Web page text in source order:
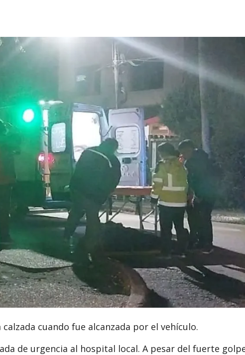
cuando fue alcanzada por el vehículo.
de urgencia al hospital local. A pesar del fuerte